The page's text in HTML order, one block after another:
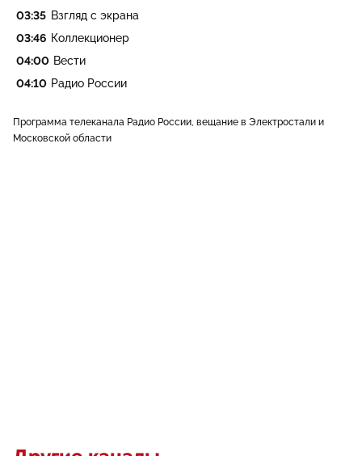
03:35 Взгляд с экрана
03:46 Коллекционер
04:00 Вести
04:10 Радио России
Программа телеканала Радио России, вещание в Электростали и
Московской области